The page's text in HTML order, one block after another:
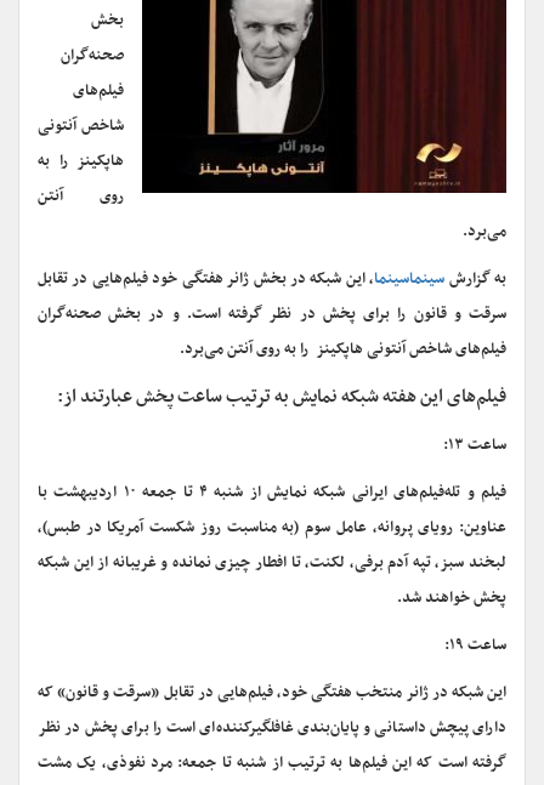
بخش
صحنه‌گران
فیلم‌های
شاخص آنتونی
هاپکینز را به
روی آنتن
می‌برد.
به گزارشسینماسینما، این شبکه در بخش ژانر هفتگی خود فیلم‌هایی در تقابل
سرقت و قانون را برای پخش در نظر گرفته است. و در بخش صحنه‌گران
فیلم‌های شاخص آنتونی هاپکینز را به روی آنتن می‌برد.
فیلم‌های این هفته شبکه نمایش به ترتیب ساعت پخش عبارتند از:
ساعت ۱۳:
فیلم و تله‌فیلم‌های ایرانی شبکه نمایش از شنبه ۴ تا جمعه ۱۰ اردیبهشت با
عناوین: رویای پروانه، عامل سوم (به مناسبت روز شکست آمریکا در طبس)،
لبخند سبز، تپه آدم برفی، لکنت، تا افطار چیزی نمانده و غریبانه از این شبکه
پخش خواهند شد.
ساعت ۱۹:
این شبکه در ژانر منتخب هفتگی خود، فیلم‌هایی در تقابل «سرقت و قانون» که
دارای پیچش داستانی و پایان‌بندی غافلگیرکننده‌ای است را برای پخش در نظر
گرفته است که این فیلم‌ها به ترتیب از شنبه تا جمعه: مرد نفوذی، یک مشت